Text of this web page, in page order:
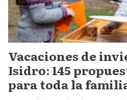
Vacaciones de
Isidro: 145
para toda la